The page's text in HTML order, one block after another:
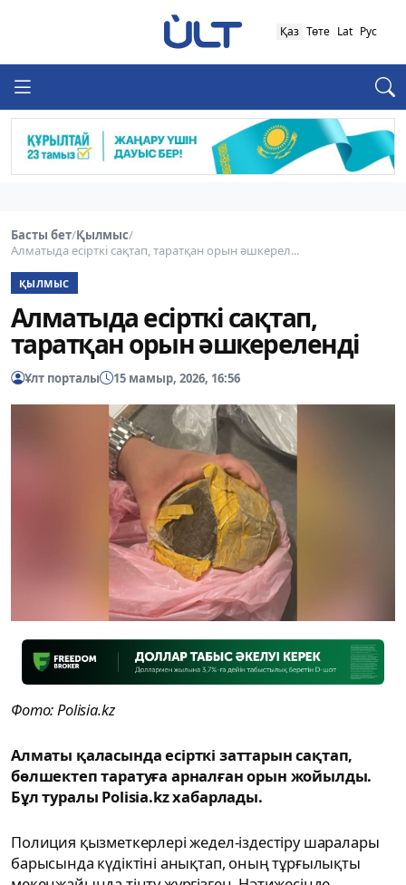
Қаз Төте Lat Рус
Басты бет/Қылмыс/
Алматыда есірткі сақтап, таратқан орын әшкерел...
ҚЫЛМЫС
Алматыда есірткі сақтап,
таратқан орын әшкереленді
Ұлт порталы 15 мамыр, 2026, 16:56
Фото: Polisia.kz
Алматы қаласында есірткі заттарын сақтап,
бөлшектеп таратуға арналған орын жойылды.
Бұл туралы Polisia.kz хабарлады.
Полиция қызметкерлері жедел-іздестіру шаралары
барысында күдіктіні анықтап, оның тұрғылықты